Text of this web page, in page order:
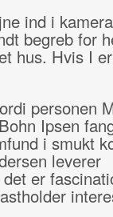
ind i
begreb for
hus. Hvis I er
personen
Ipsen
i smukt
leverer
er